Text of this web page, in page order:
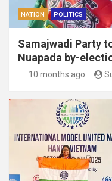
NATION POLITICS
Samajwadi Party
Nuapada by-
10 months ago